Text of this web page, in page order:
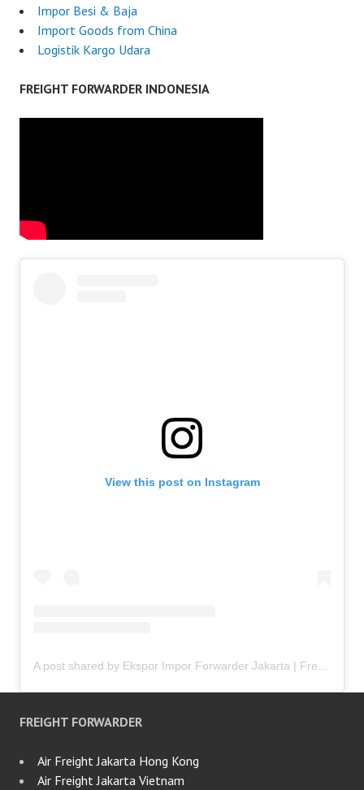
Impor Besi & Baja
Import Goods from China
Logistik Kargo Udara
FREIGHT FORWARDER INDONESIA
View this post on Instagram
FREIGHT FORWARDER
Air Freight Jakarta Hong Kong
Air Freight Jakarta Vietnam